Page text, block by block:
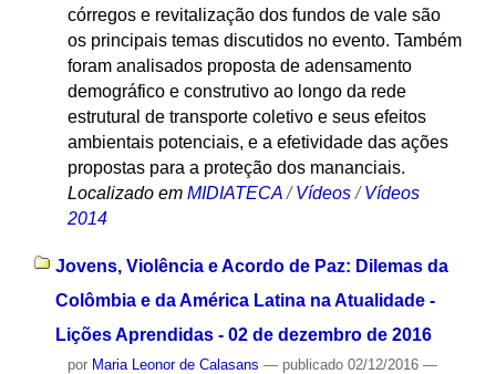
córregos e revitalização dos fundos de vale são
os principais temas discutidos no evento. Também
foram analisados proposta de adensamento
demográfico e construtivo ao longo da rede
estrutural de transporte coletivo e seus efeitos
ambientais potenciais, e a efetividade das ações
propostas para a proteção dos mananciais.
Localizado em MIDIATECA /Vídeos /Vídeos
2014
Jovens, Violência e Acordo de Paz: Dilemas da
Colômbia e da América Latina na Atualidade -
Lições Aprendidas - 02 de dezembro de 2016
por Maria Leonor de Calasans — publicado02/12/2016 —